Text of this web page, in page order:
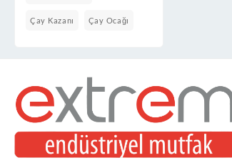
Çay Kazanı Çay Ocağı